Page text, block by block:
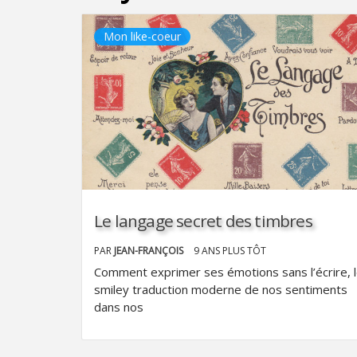
Mon like-coeur
Le langage secret des timbres
PAR JEAN-FRANÇOIS 9 ANS PLUS TÔT
Comment exprimer ses émotions sans l’écrire,
smiley traduction moderne de nos sentiments
dans nos